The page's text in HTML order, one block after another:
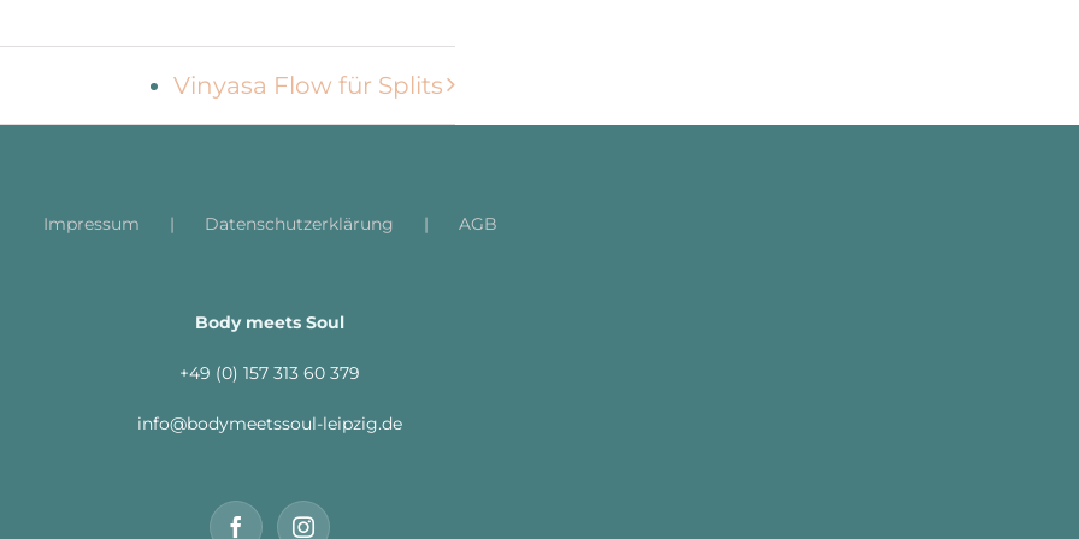
Vinyasa Flow für Splits
Impressum Datenschutzerklärung AGB
Body meets Soul
+49 (0) 157 313 60 379
info@bodymeetssoul-leipzig.de